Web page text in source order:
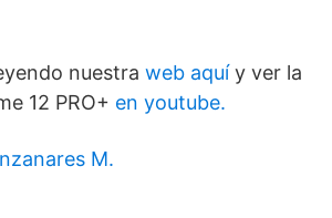
nuestra web aquíy ver la
12 PRO+ en youtube.
M.